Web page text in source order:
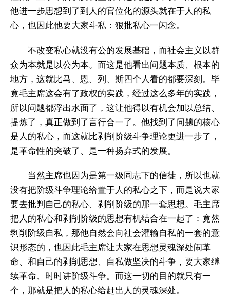
他进一步思想到了到人的官位化的源头就在于人的私
心，也因此他要大家斗私：狠批私心一闪念。
不改变私心就没有公的发展基础，而社会主义以群
众为本就是以公为本。而这是他看出问题本质、根本的
地方，这就比马、恩、列、斯四个人看的都要深刻。毕
竟毛主席这会有了政权的实践，经过这么多年的实践，
所以问题都浮出水面了，这让他得以有机会加以总结、
提炼了，真正做到了言行合一了。他找到了问题的核心
是人的私心，而这就比剥削阶级斗争理论更进一步了，
是革命性的突破了、是一种扬弃式的发展。
当然主席也因为是第一级同志下的信徒，所以也就
没有把阶级斗争理论给置于人的私心之下，而是说大家
要去批判自己的私心、剥削阶级的那一套思想。毛主席
把人的私心和剥削阶级的思想有机结合在一起了：竟然
剥削阶级自私，那他自然会向社会灌输自私的一套的意
识形态的，也因此毛主席让大家在思想灵魂深处闹革
命、和自己的剥削思想、自私做坚决的斗争，要大家继
续革命、时时讲阶级斗争。而这一切的目的就只有一
个，那就是把人的私心给赶出人的灵魂深处。